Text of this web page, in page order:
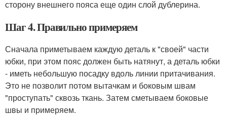
сторону внешнего пояса еще один слой дублерина.
Шаг 4. Правильно примеряем
Сначала приметываем каждую деталь к "своей" части
юбки, при этом пояс должен быть натянут, а деталь юбки
- иметь небольшую посадку вдоль линии притачивания.
Это не позволит потом вытачкам и боковым швам
"проступать" сквозь ткань. Затем сметываем боковые
швы и примеряем.